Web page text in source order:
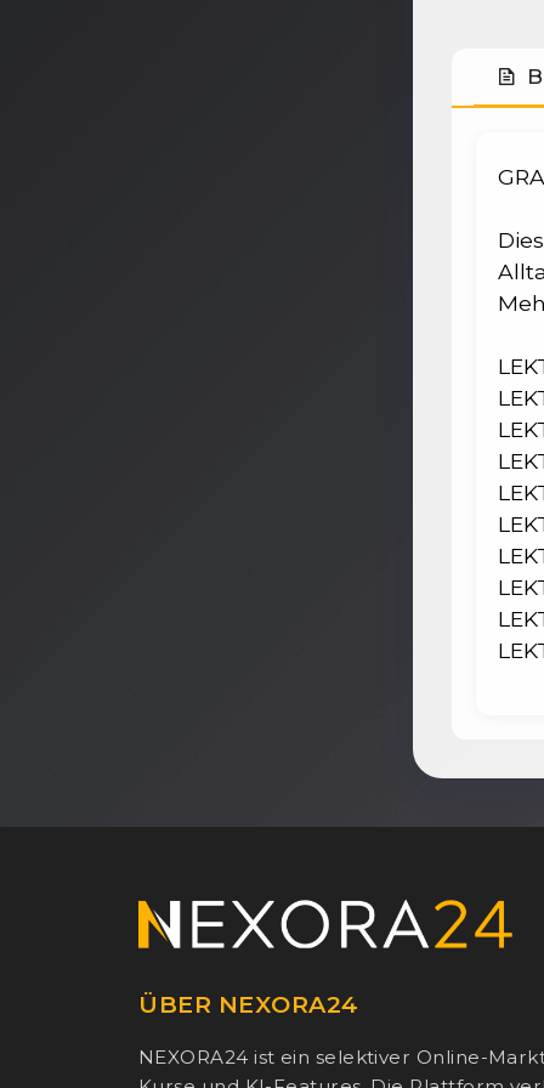
ÜBER NEXORA24
NEXORA24 ist ein selektiver Online-